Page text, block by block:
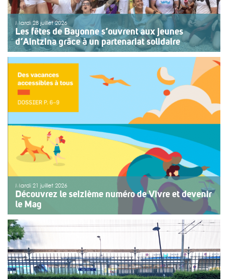
Mardi 28 juillet 2026
Les fêtes de Bayonne s’ouvrent aux jeunes
d’Aintzina grâce à un partenariat solidaire
Une organisation collective au service de l’inclusion
Depuis sept ans, l’association ouvre le premier jour des
fêtes de Bayonne à une structure accompagnant des
enfants ou des adolescents en situation de handicap
ou de fragilité. Cette année, le choix […]
>>Lire la suite
Mardi 21 juillet 2026
Découvrez le seizième numéro de Vivre et devenir
le Mag
Le numéro du mois de juillet 2026 de Vivre et devenir, Le
Mag, vient de paraître. Le dossier central se concentre
sur les vacances pour tous. Vivre et devenir a lancé un
plan d’action afin de rendre les vacances accessibles
[…]
>>Lire la suite